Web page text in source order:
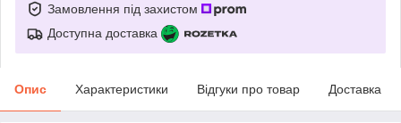
Замовлення під захистом
Доступна доставка
Опис Характеристики Відгуки про товар Доставка